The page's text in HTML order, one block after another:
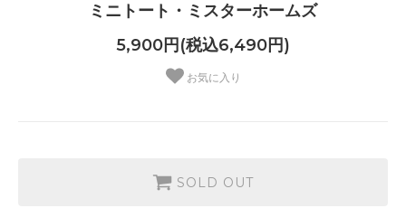
ミニトート・ミスターホームズ
5,900円(税込6,490円)
お気に入り
SOLD OUT